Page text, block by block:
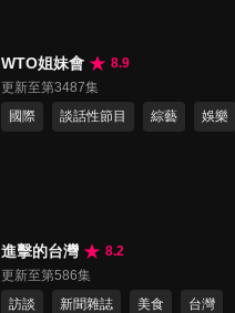
WTO姐妹會
8.9
更新至第3487集
國際
談話性節目 綜藝 娛樂
進擊的台灣
8.2
更新至第586集
訪談
新聞雜誌 美食 台灣